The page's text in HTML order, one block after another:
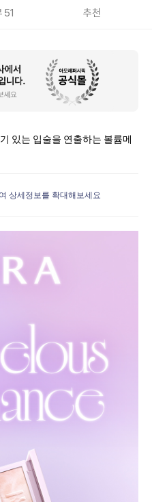
51 추천
있는 입술을 연출하는 볼륨메
상세정보를 확대해보세요